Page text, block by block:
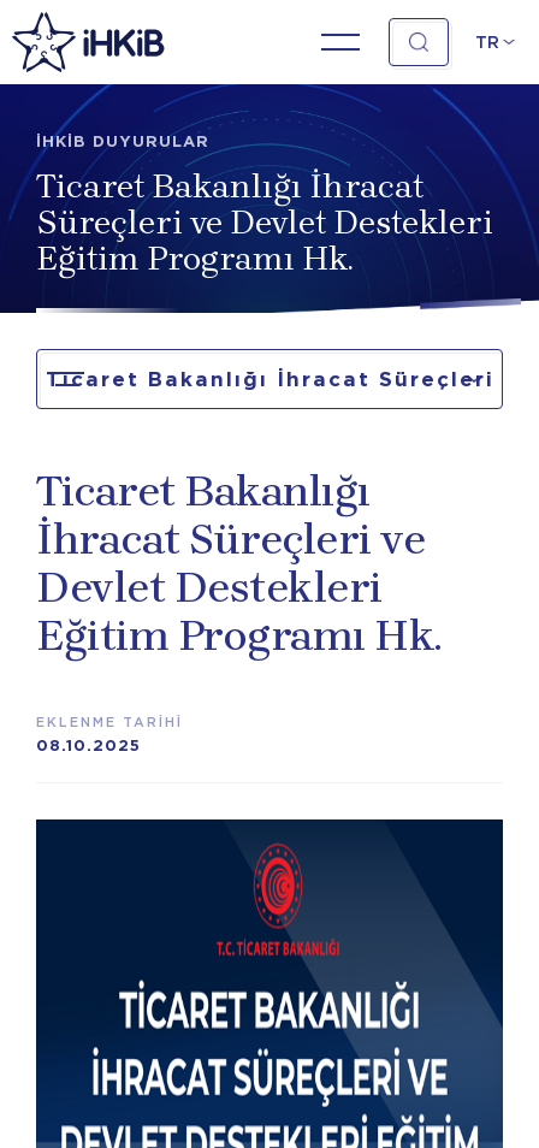
TR
İHKİB DUYURULAR
Ticaret Bakanlığı İhracat
Süreçleri ve Devlet Destekleri
Eğitim Programı Hk.
Ticaret Bakanlığı İhracat Süreçleri
Programı Hk.
Ticaret Bakanlığı
İhracat Süreçleri ve
Devlet Destekleri
Eğitim Programı Hk.
EKLENME TARİHİ
08.10.2025